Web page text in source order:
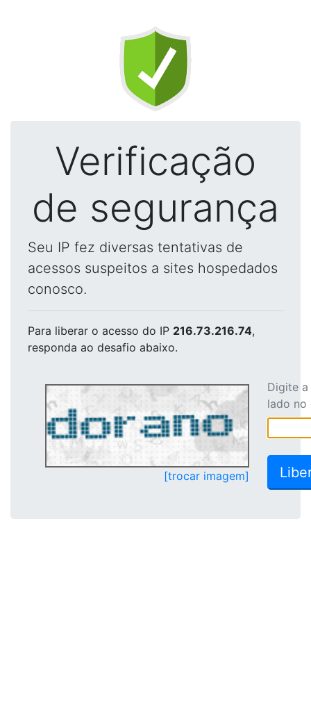
Verificação
de segurança
Seu IP fez diversas tentativas de
acessos suspeitos a sites hospedados
conosco.
Para liberar o acesso do IP 216.73.216.74,
responda ao desafio abaixo.
[trocar imagem]
Digite
lado no